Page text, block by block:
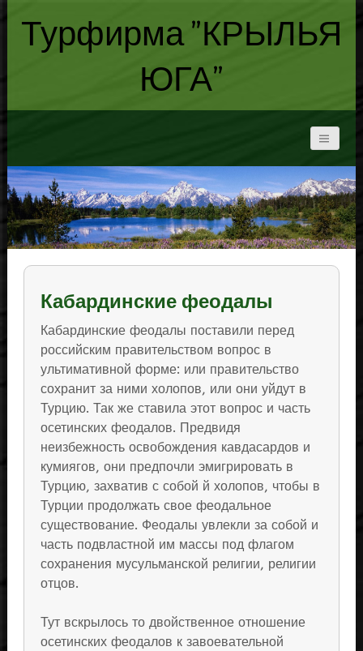
Турфирма "КРЫЛЬЯ
ЮГА"
Кабардинские феодалы
Кабардинские феодалы поставили перед
российским правительством вопрос в
ультимативной форме: или правительство
сохранит за ними холопов, или они уйдут в
Турцию. Так же ставила этот вопрос и часть
осетинских феодалов. Предвидя
неизбежность освобождения кавдасардов и
кумиягов, они предпочли эмигрировать в
Турцию, захватив с собой й холопов, чтобы в
Турции продолжать свое феодальное
существование. Феодалы увлекли за собой и
часть подвластной им массы под флагом
сохранения мусульманской религии, религии
отцов.
Тут вскрылось то двойственное отношение
осетинских феодалов к завоевательной